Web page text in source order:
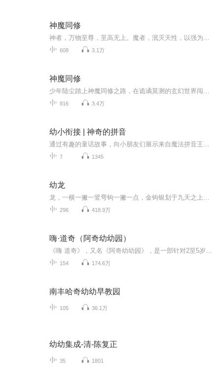
神魔同修
608 3.1万
神魔同修
816 3.4万
幼小衔接 | 神奇的拼音
7 1345
幼龙
296 418.9万
嗨·道奇（阿奇幼幼园）
154 174.6万
南丰哈奇幼幼早教园
105 36.1万
幼幼集成-清-陈复正
35 1801